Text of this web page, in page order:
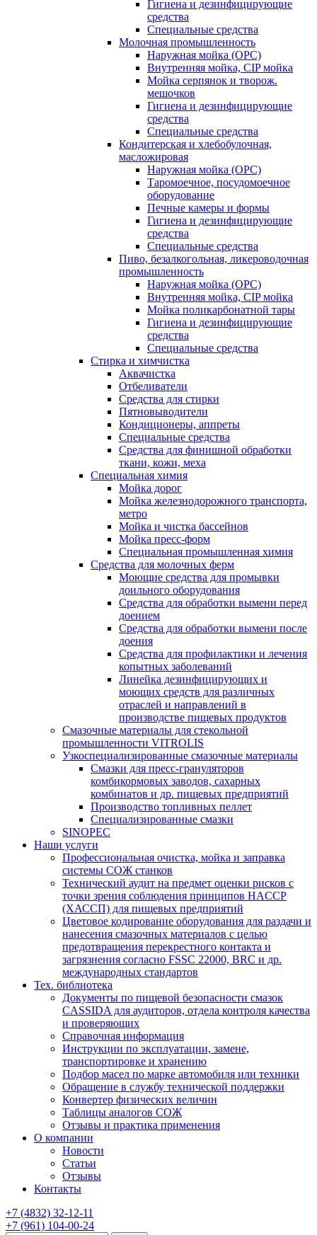
Гигиена и дезинфицирующие
средства
Специальные средства
Молочная промышленность
Наружная мойка (ОРС)
Внутренняя мойка, CIP мойка
Мойка серпянок и творож.
мешочков
Гигиена и дезинфицирующие
средства
Специальные средства
Кондитерская и хлебобулочная,
масложировая
Наружная мойка (ОРС)
Таромоечное, посудомоечное
оборудование
Печные камеры и формы
Гигиена и дезинфицирующие
средства
Специальные средства
Пиво, безалкогольная, ликероводочная
промышленность
Наружная мойка (ОРС)
Внутренняя мойка, CIP мойка
Мойка поликарбонатной тары
Гигиена и дезинфицирующие
средства
Специальные средства
Стирка и химчистка
Аквачистка
Отбеливатели
Средства для стирки
Пятновыводители
Кондиционеры, аппреты
Специальные средства
Средства для финишной обработки
ткани, кожи, меха
Специальная химия
Мойка дорог
Мойка железнодорожного транспорта,
метро
Мойка и чистка бассейнов
Мойка пресс-форм
Специальная промышленная химия
Средства для молочных ферм
Моющие средства для промывки
доильного оборудования
Средства для обработки вымени перед
доением
Средства для обработки вымени после
доения
Средства для профилактики и лечения
копытных заболеваний
Линейка дезинфицирующих и
моющих средств для различных
отраслей и направлений в
производстве пищевых продуктов
Смазочные материалы для стекольной
промышленности VITROLIS
Узкоспециализированные смазочные материалы
Смазки для пресс-грануляторов
комбикормовых заводов, сахарных
комбинатов и др. пищевых предприятий
Производство топливных пеллет
Специализированные смазки
SINOPEC
Наши услуги
Профессиональная очистка, мойка и заправка
системы СОЖ станков
Технический аудит на предмет оценки рисков с
точки зрения соблюдения принципов HACCP
(ХАССП) для пищевых предприятий
Цветовое кодирование оборудования для раздачи и
нанесения смазочных материалов с целью
предотвращения перекрестного контакта и
загрязнения согласно FSSC 22000, BRC и др.
международных стандартов
Тех. библиотека
Документы по пищевой безопасности смазок
CASSIDA для аудиторов, отдела контроля качества
и проверяющих
Справочная информация
Инструкции по эксплуатации, замене,
транспортировке и хранению
Подбор масел по марке автомобиля или техники
Обращение в службу технической поддержки
Конвертер физических величин
Таблицы аналогов СОЖ
Отзывы и практика применения
О компании
Новости
Статьи
Отзывы
Контакты
+7 (4832) 32-12-11
+7 (961) 104-00-24